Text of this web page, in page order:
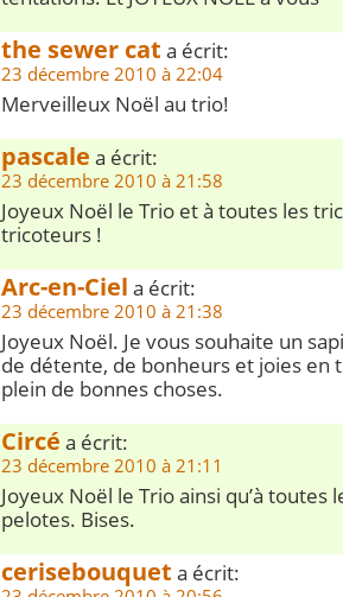
the sewer cat a écrit:
23 décembre 2010 à 22:04
Merveilleux Noël au trio!
pascale a écrit:
23 décembre 2010 à 21:58
Joyeux Noël le Trio et à toutes les
tricoteurs !
Arc-en-Ciel a écrit:
23 décembre 2010 à 21:38
Joyeux Noël. Je vous souhaite un
de détente, de bonheurs et joies en
plein de bonnes choses.
Circé a écrit:
23 décembre 2010 à 21:11
Joyeux Noël le Trio ainsi qu’à toutes
pelotes. Bises.
cerisebouquet a écrit: